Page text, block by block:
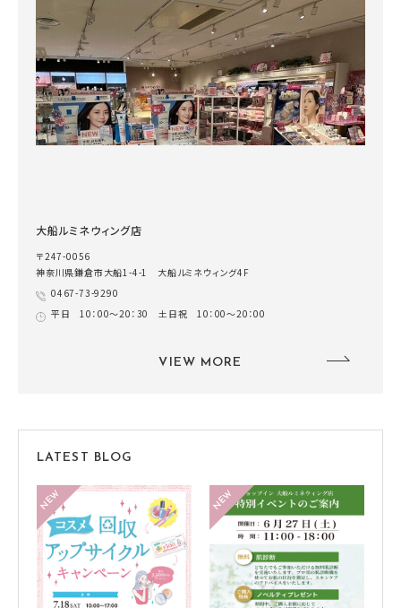
大船ルミネウィング店
〒247-0056
神奈川県鎌倉市大船1-4-1 大船ルミネウィング4F
0467-73-9290
平日 10：00～20：30 土日祝 10：00～20：00
VIEW MORE
LATEST BLOG